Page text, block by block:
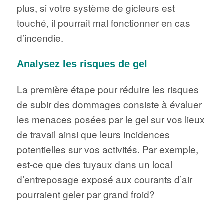
plus, si votre système de gicleurs est
touché, il pourrait mal fonctionner en cas
d’incendie.
Analysez les risques de gel
La première étape pour réduire les risques
de subir des dommages consiste à évaluer
les menaces posées par le gel sur vos lieux
de travail ainsi que leurs incidences
potentielles sur vos activités. Par exemple,
est-ce que des tuyaux dans un local
d’entreposage exposé aux courants d’air
pourraient geler par grand froid?